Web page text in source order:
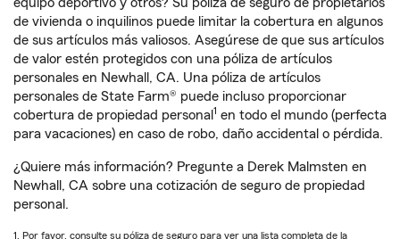
de vivienda o inquilinos puede limitar la cobertura en algunos
de sus artículos más valiosos. Asegúrese de que sus artículos
de valor estén protegidos con una póliza de artículos
personales en Newhall, CA. Una póliza de artículos
personales de State Farm® puede incluso proporcionar
cobertura de propiedad personal 1 en todo el mundo (perfecta
para vacaciones) en caso de robo, daño accidental o pérdida.
¿Quiere más información? Pregunte a Derek Malmsten en
Newhall, CA sobre una cotización de seguro de propiedad
personal.
1. Por favor, consulte su póliza de seguro para ver una lista completa de la